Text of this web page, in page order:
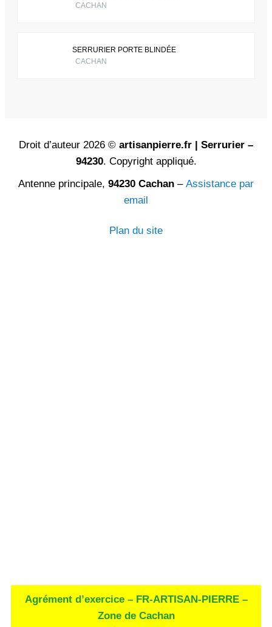
CACHAN
SERRURIER PORTE BLINDÉE
CACHAN
Droit d’auteur 2026 © artisanpierre.fr | Serrurier –
94230. Copyright appliqué.
Antenne principale, 94230 Cachan – Assistance par
email
Plan du site
Agrément d’exercice – FR-ARTISAN-PIERRE –
Zone de Cachan